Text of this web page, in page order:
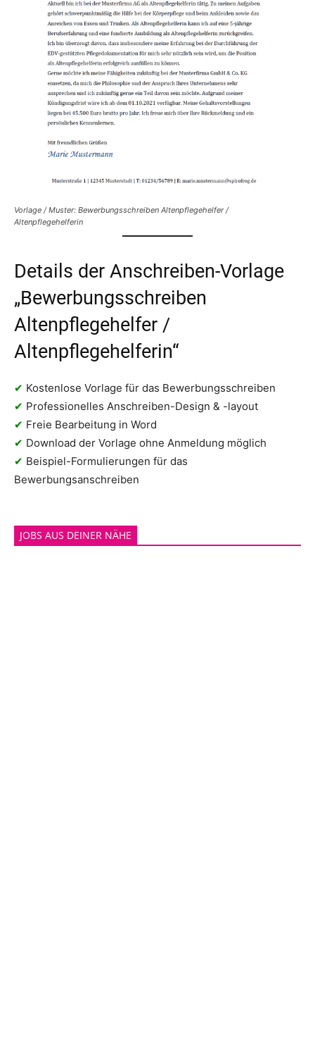
Vorlage / Muster: Bewerbungsschreiben Altenpflegehelfer /
Altenpflegehelferin
Details der Anschreiben-Vorlage
„Bewerbungsschreiben
Altenpflegehelfer /
Altenpflegehelferin“
✔ Kostenlose Vorlage für das Bewerbungsschreiben
✔ Professionelles Anschreiben-Design & -layout
✔ Freie Bearbeitung in Word
✔ Download der Vorlage ohne Anmeldung möglich
✔ Beispiel-Formulierungen für das
Bewerbungsanschreiben
JOBS AUS DEINER NÄHE